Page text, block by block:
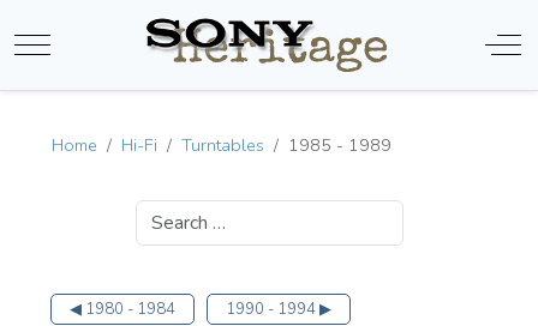
Mobile Menu Toggle Off-
Home Hi-Fi Turntables 1985 - 1989
Search
◀ 1980 - 1984 1990 - 1994 ▶